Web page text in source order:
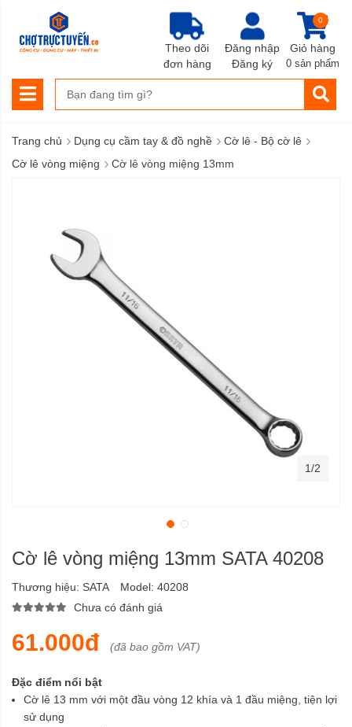
Đăng nhập
Đăng ký
Giỏ hàng
0
0 sản phẩm
Theo dõi
đơn hàng
Trang chủ › Dụng cụ cầm tay & đồ nghề › Cờ lê - Bộ cờ lê ›
Cờ lê vòng miệng › Cờ lê vòng miệng 13mm
Cờ lê vòng miệng 13mm SATA 40208
Thương hiệu: SATA Model: 40208
Chưa có đánh giá
61.000đ (đã bao gồm VAT)
Đặc điểm nổi bật
Cờ lê 13 mm với một đầu vòng 12 khía và 1 đầu miệng, tiện lợi
sử dụng
1/2